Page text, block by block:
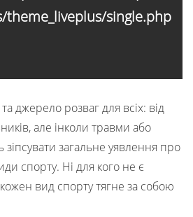
single.php
джерело розваг для всіх: від
але інколи травми або
зіпсувати загальне уявлення про
спорту. Ні для кого не є
вид спорту тягне за собою